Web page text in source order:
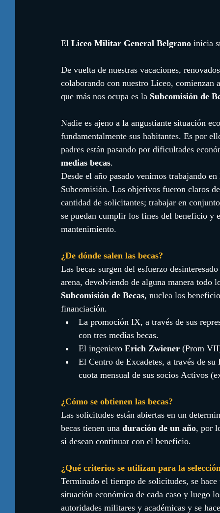
El Liceo Militar General Belgrano inicia
De vuelta de nuestras vacaciones,
colaborando con nuestro Liceo, comienzan
que más nos ocupa es la Subcomisión de
Nadie es ajeno a la angustiante situación
fundamentalmente sus habitantes. Es por
padres están pasando por dificultades
medias becas.
Desde el año pasado venimos trabajando
Subcomisión. Los objetivos fueron claros
cantidad de solicitantes; trabajar en
se puedan cumplir los fines del beneficio y
mantenimiento.
¿De dónde salen las becas?
Las becas surgen del esfuerzo
arena, devolviendo de alguna manera
Subcomisión de Becas, nuclea los
financiación.
La promoción IX, a través de sus
con tres medias becas.
El ingeniero Erich Zwiener (Prom
El Centro de Excadetes, a través de
cuota mensual de sus socios Activos
¿Cómo se obtienen las becas?
Las solicitudes están abiertas en un
becas tienen una duración de un año, por
si desean continuar con el beneficio.
¿Qué criterios se utilizan para la
Terminado el tiempo de solicitudes, se
situación económica de cada caso y luego
autoridades militares y académicas y se